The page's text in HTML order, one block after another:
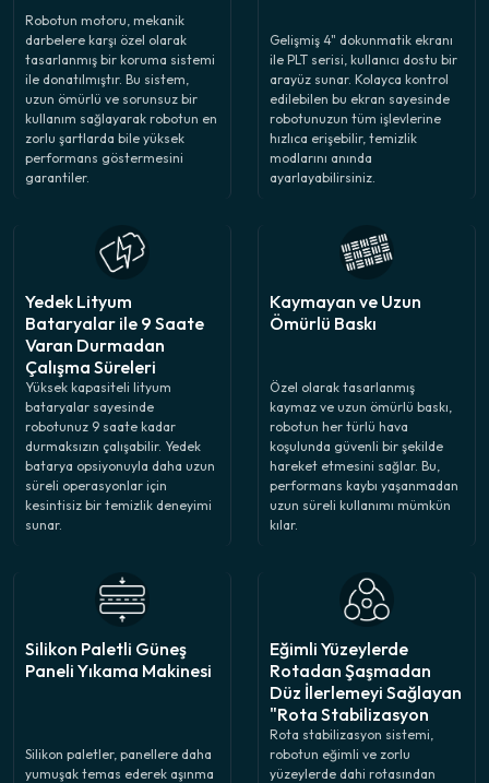
Robotun motoru, mekanik
darbelere karşı özel olarak
tasarlanmış bir koruma sistemi
ile donatılmıştır. Bu sistem,
uzun ömürlü ve sorunsuz bir
kullanım sağlayarak robotun en
zorlu şartlarda bile yüksek
performans göstermesini
garantiler.
Gelişmiş 4" dokunmatik ekranı
ile PLT serisi, kullanıcı dostu bir
arayüz sunar. Kolayca kontrol
edilebilen bu ekran sayesinde
robotunuzun tüm işlevlerine
hızlıca erişebilir, temizlik
modlarını anında
ayarlayabilirsiniz.
Yedek Lityum
Bataryalar ile 9 Saate
Varan Durmadan
Çalışma Süreleri
Yüksek kapasiteli lityum
bataryalar sayesinde
robotunuz 9 saate kadar
durmaksızın çalışabilir. Yedek
batarya opsiyonuyla daha uzun
süreli operasyonlar için
kesintisiz bir temizlik deneyimi
sunar.
Kaymayan ve Uzun
Ömürlü Baskı
Özel olarak tasarlanmış
kaymaz ve uzun ömürlü baskı,
robotun her türlü hava
koşulunda güvenli bir şekilde
hareket etmesini sağlar. Bu,
performans kaybı yaşanmadan
uzun süreli kullanımı mümkün
kılar.
Silikon Paletli Güneş
Paneli Yıkama Makinesi
Silikon paletler, panellere daha
yumuşak temas ederek aşınma
Eğimli Yüzeylerde
Rotadan Şaşmadan
Düz İlerlemeyi Sağlayan
"Rota Stabilizasyon
Sistemi"
Rota stabilizasyon sistemi,
robotun eğimli ve zorlu
yüzeylerde dahi rotasından